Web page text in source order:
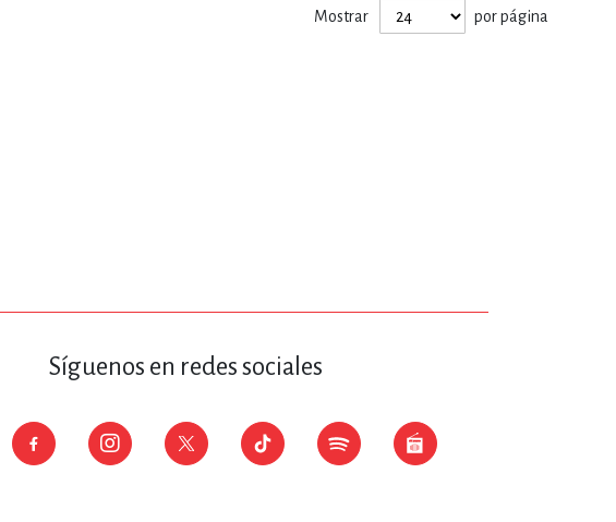
Mostrar por página
Síguenos en redes sociales